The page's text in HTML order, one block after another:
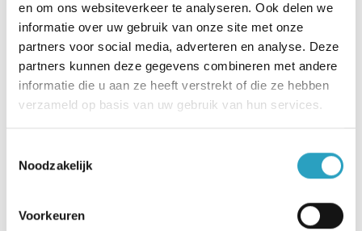
en om ons websiteverkeer te analyseren. Ook delen we
informatie over uw gebruik van onze site met onze
partners voor social media, adverteren en analyse. Deze
partners kunnen deze gegevens combineren met andere
informatie die u aan ze heeft verstrekt of die ze hebben
verzameld op basis van uw gebruik van hun services.
Noodzakelijk
Voorkeuren
Werken als verpleegkundige
flexpool revalidatie bij
AxionContinu
Zet jouw talenten in als verpleegkundige in de
flexpool op de plek waar het er écht toe doet:
versterk AxionContinu in Utrecht. Solliciteer